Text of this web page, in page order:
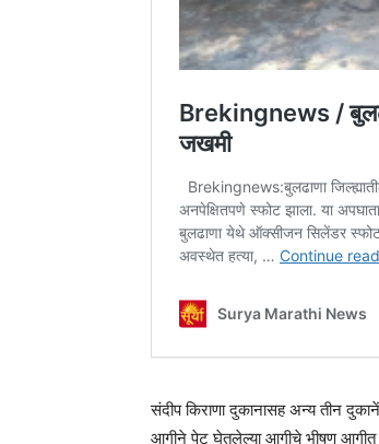
संदीप किराणा दुकानासह अन्य तीन
आगीने पेट घेतलेल्या आगीचे भीषण आगीत